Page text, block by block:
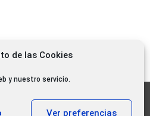
de las Cookies
y nuestro servicio.
Ver preferencias